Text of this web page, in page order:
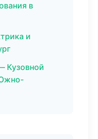
в
и
Кузовной